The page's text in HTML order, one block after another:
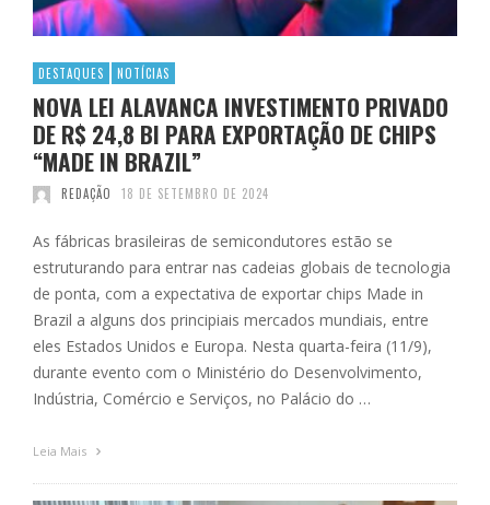
DESTAQUES NOTÍCIAS
NOVA LEI ALAVANCA INVESTIMENTO PRIVADO
DE R$ 24,8 BI PARA EXPORTAÇÃO DE CHIPS
“MADE IN BRAZIL”
REDAÇÃO 18 DE SETEMBRO DE 2024
As fábricas brasileiras de semicondutores estão se
estruturando para entrar nas cadeias globais de tecnologia
de ponta, com a expectativa de exportar chips Made in
Brazil a alguns dos principiais mercados mundiais, entre
eles Estados Unidos e Europa. Nesta quarta-feira (11/9),
durante evento com o Ministério do Desenvolvimento,
Indústria, Comércio e Serviços, no Palácio do …
Leia Mais